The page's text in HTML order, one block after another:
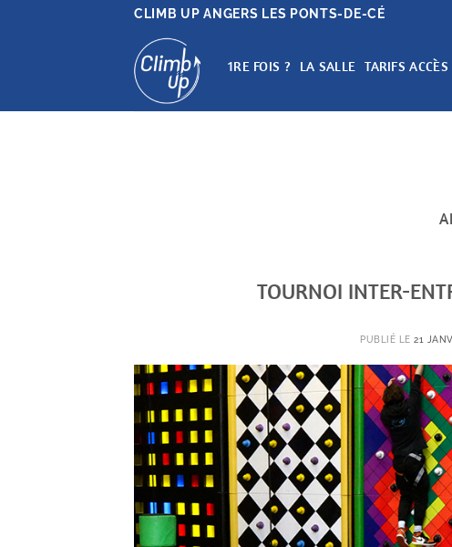
CLIMB UP ANGERS LES PONTS-DE-CÉ
1RE FOIS ? LA SALLE TARIFS
TOURNOI INTER-
PUBLIÉ LE21